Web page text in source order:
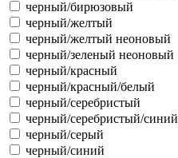
черный/бирюзовый
черный/желтый
черный/желтый неоновый
черный/зеленый неоновый
черный/красный
черный/красный/белый
черный/серебристый
черный/серебристый/синий
черный/серый
черный/синий